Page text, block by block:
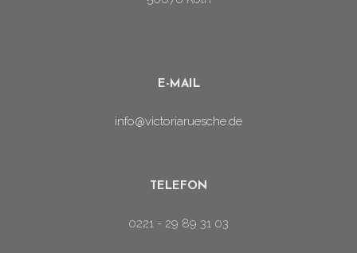
E-MAIL
info@victoriaruesche.de
TELEFON
0221 - 29 89 31 03